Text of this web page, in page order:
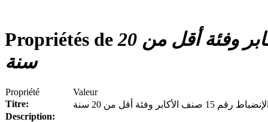
Propriétés deمحضر لجنة الإنضباط رقم 15 صنف الأكابر وفئة أقل من 20
سنة
Propriété
Valeur
Titre:
الأكابر وفئة أقل من 20 سنة
Description: